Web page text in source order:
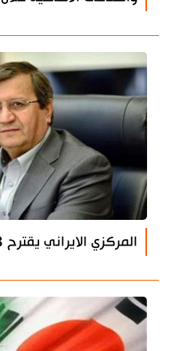
المركزي الايراني يقترح 3 سبل لتغطية عجز الميزانية